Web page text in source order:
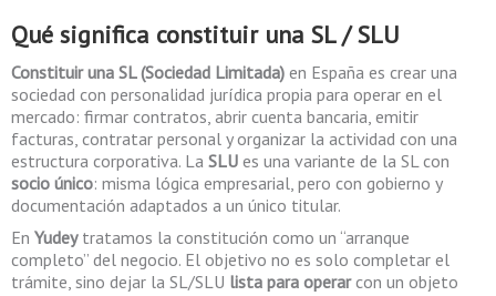
Qué significa constituir una SL / SLU
Constituir una SL (Sociedad Limitada) en España es crear una
sociedad con personalidad jurídica propia para operar en el
mercado: firmar contratos, abrir cuenta bancaria, emitir
facturas, contratar personal y organizar la actividad con una
estructura corporativa. La SLU es una variante de la SL con
socio único: misma lógica empresarial, pero con gobierno y
documentación adaptados a un único titular.
En Yudeytratamos la constitución como un “arranque
completo” del negocio. El objetivo no es solo completar el
trámite, sino dejar la SL/SLU lista para operarcon un objeto